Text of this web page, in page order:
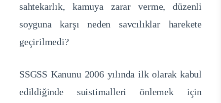
sahtekarlık, kamuya zarar verme, düzenli
soyguna karşı neden savcılıklar harekete
geçirilmedi?
SSGSS Kanunu 2006 yılında ilk olarak kabul
edildiğinde suistimalleri önlemek için